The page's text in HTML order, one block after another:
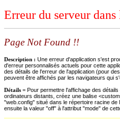
Erreur du serveur
Page Not Found !!
Description : Une erreur d'application s'est
d'erreur personnalisés actuels pour cette
des détails de l'erreur de l'application (pour
peuvent être affichés par les navigateurs qui
Détails = Pour permettre l'affichage des
ordinateurs distants, créez une balise
"web.config" situé dans le répertoire racine de
ensuite la valeur "off" à l'attribut "mode" de